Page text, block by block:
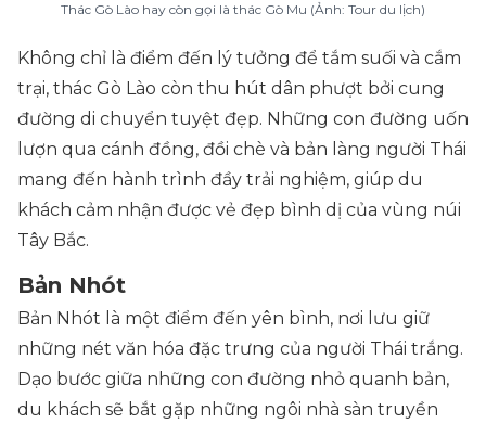
Thác Gò Lào hay còn gọi là thác Gò Mu (Ảnh: Tour du lịch)
Không chỉ là điểm đến lý tưởng để tắm suối và cắm
trại, thác Gò Lào còn thu hút dân phượt bởi cung
đường di chuyển tuyệt đẹp. Những con đường uốn
lượn qua cánh đồng, đồi chè và bản làng người Thái
mang đến hành trình đầy trải nghiệm, giúp du
khách cảm nhận được vẻ đẹp bình dị của vùng núi
Tây Bắc.
Bản Nhót
Bản Nhót là một điểm đến yên bình, nơi lưu giữ
những nét văn hóa đặc trưng của người Thái trắng.
Dạo bước giữa những con đường nhỏ quanh bản,
du khách sẽ bắt gặp những ngôi nhà sàn truyền